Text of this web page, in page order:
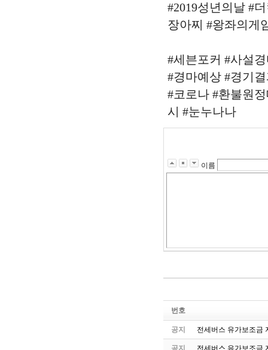
#2019성년의날 #
장아찌 #왕좌의게
#세븐포커 #사설
#경마예상 #경기
#코로나 #환불원
시 #눈누나나
이름
번호
공지 전세버스 유가보조금
공지 전세버스 유가보조금